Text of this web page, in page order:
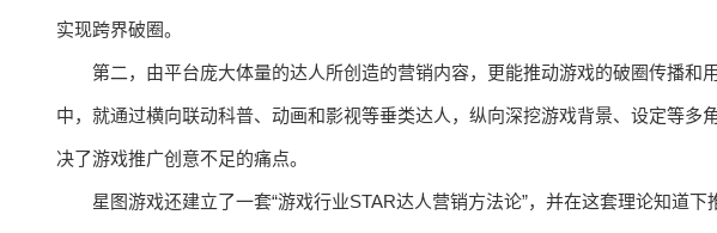
实现跨界破圈。
第二，由平台庞大体量的达人所创造的营销内容，更能推动游戏的破圈传播和
中，就通过横向联动科普、动画和影视等垂类达人，纵向深挖游戏背景、设定等多
决了游戏推广创意不足的痛点。
星图游戏还建立了一套“游戏行业STAR达人营销方法论”，并在这套理论知道